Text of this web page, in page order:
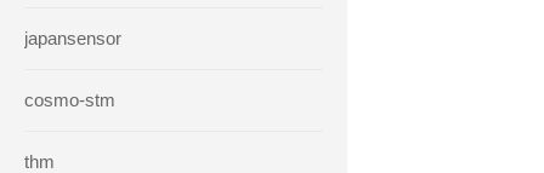
japansensor
cosmo-stm
thm